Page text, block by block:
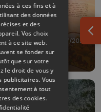
08/07/2026
la ferme
à ces fins et à
des données
et des
Vos choix
à ce site web.
se fonder sur
que sur votre
le droit de vous y
publicitaires. Vous
à tout
des cookies.